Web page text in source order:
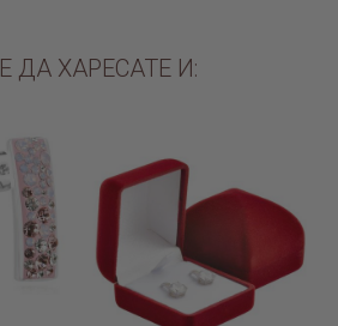
ДА ХАРЕСАТЕ И: